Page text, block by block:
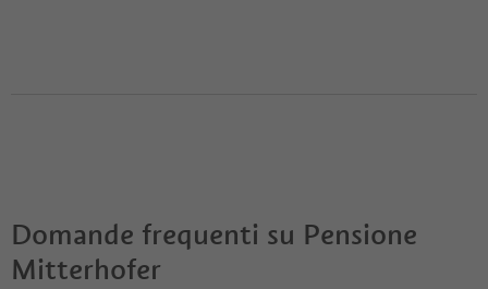
Domande frequenti su Pensione
Mitterhofer